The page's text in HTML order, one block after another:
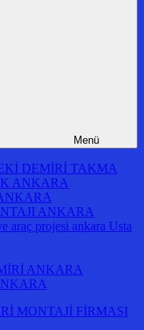
Menü
DEMİRİ TAKMA
ANKARA
ANKARA
araç projesi ankara Usta
ANKARA